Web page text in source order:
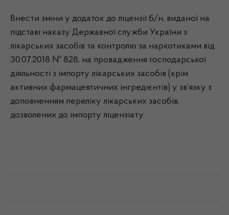
Внести зміни у додаток до ліцензії б/н, виданої на
підставі наказу Державної служби України з
лікарських засобів та контролю за наркотиками від
30.07.2018 № 828, на провадження господарської
діяльності з імпорту лікарських засобів (крім
активних фармацевтичних інгредієнтів) у зв’язку з
доповненням переліку лікарських засобів,
дозволених до імпорту ліцензіату.